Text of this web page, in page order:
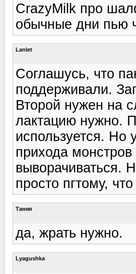
CrazyMilk про
обычные дни пью
Lanlet
Соглашусь, что
поддерживали.
Второй нужен на
лактацию нужно.
используется. Но
прихода монстров
выворачиваться.
просто пгтому,
Таняя
да, жрать нужно.
Lyagushka